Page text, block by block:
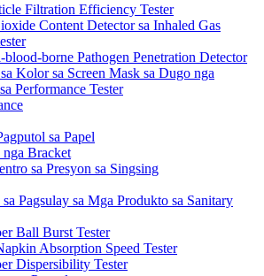
Filtration Efficiency Tester
Content Detector sa Inhaled Gas
borne Pathogen Penetration Detector
Kolor sa Screen Mask sa Dugo nga
Performance Tester
sa Papel
Bracket
sa Presyon sa Singsing
Pagsulay sa Mga Produkto sa Sanitary
Ball Burst Tester
Absorption Speed ​​Tester
Dispersibility Tester